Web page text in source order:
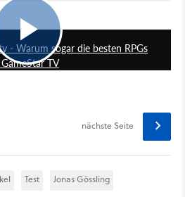
- Warum sogar die besten RPGs
TV
nächste Seite
Test Jonas Gössling